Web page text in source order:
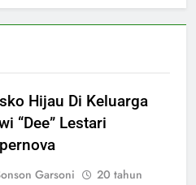
Hijau Di Keluarga
“Dee” Lestari
Garsoni
20 tahun